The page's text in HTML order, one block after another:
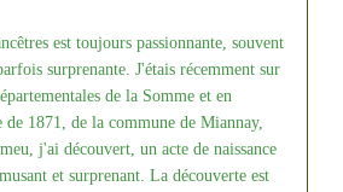
publication :
est toujours passionnante, souvent
surprenante. J'étais récemment sur
de la Somme et en
de 1871, de la commune de Miannay,
j'ai découvert, un acte de naissance
et surprenant. La découverte est